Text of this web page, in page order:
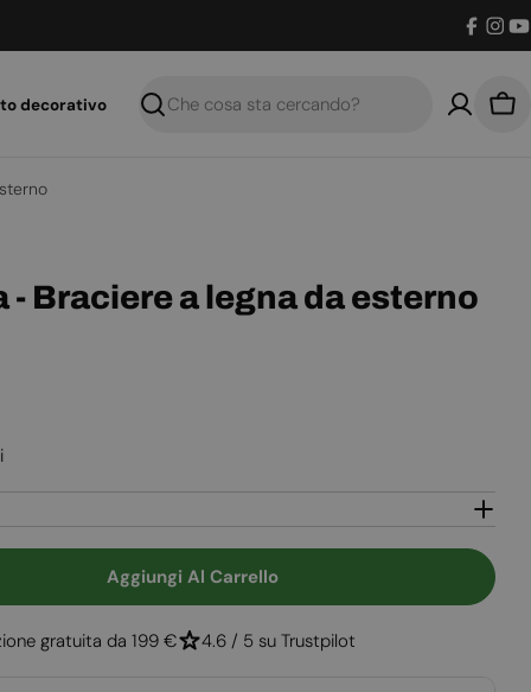
decorativo
Ricerca
Apri supporto
Braciere a legna da esterno
Per Braciere Atlanta - Braciere A Legna Da
Per Braciere Atlanta - Braciere A Legna
Aggiungi Al Carrello
gratuita da 199 € 4.6 / 5 su Trustpilot